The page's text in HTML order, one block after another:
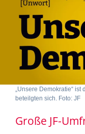
„Unsere Demokratie“
beteilgten sich. Foto: JF
Große JF-